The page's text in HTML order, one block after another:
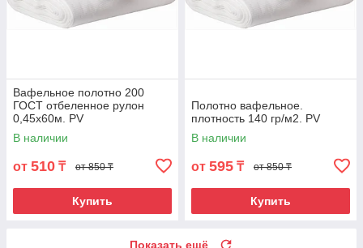
Вафельное полотно 200
ГОСТ отбеленное рулон
0,45х60м. PV
В наличии
от 510 ₸ от 850 ₸
Купить
Полотно вафельное.
плотность 140 гр/м2. PV
В наличии
от 595 ₸ от 850 ₸
Купить
Показать ещё